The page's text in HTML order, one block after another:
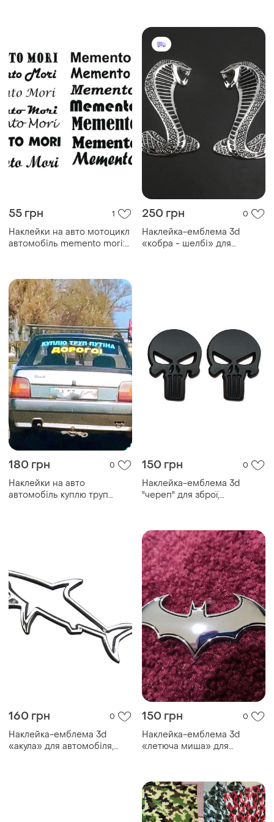
55 грн 1
Наклейки на авто мотоцикл
автомобіль memento mori:
250 грн 0
Наклейка-емблема 3d
«кобра - шелбі» для
180 грн 0
Наклейки на авто
автомобіль куплю труп
150 грн 0
Наклейка-емблема 3d
"череп" для зброї,
160 грн 0
Наклейка-емблема 3d
«акула» для автомобіля,
150 грн 0
Наклейка-емблема 3d
«летюча миша» для